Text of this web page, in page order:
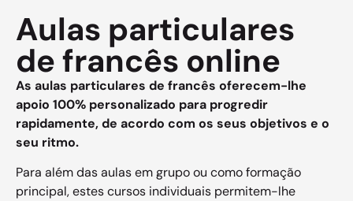
Aulas particulares
de francês online
As aulas particulares de francês oferecem-lhe
apoio 100% personalizado para progredir
rapidamente, de acordo com os seus objetivos e o
seu ritmo.
Para além das aulas em grupo ou como formação
principal, estes cursos individuais permitem-lhe